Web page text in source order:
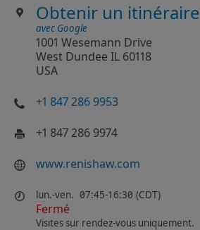
Obtenir un itinéraire
avec Google
1001 Wesemann Drive
West Dundee IL 60118
USA
+1 847 286 9953
+1 847 286 9974
www.renishaw.com
lun.-ven. 07:45-16:30 (CDT)
Fermé
Visites sur rendez-vous uniquement.